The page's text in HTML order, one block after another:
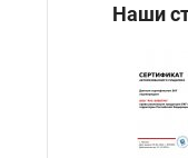
Наши